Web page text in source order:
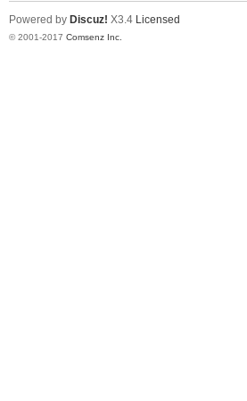
Powered by Discuz! X3.4 Licensed
© 2001-2017 Comsenz Inc.